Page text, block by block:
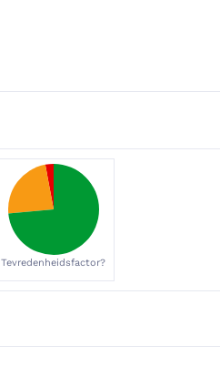
Tevredenheidsfactor?